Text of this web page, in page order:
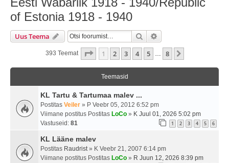
of Estonia 1918 - 1940
Uus Teema Otsi
393 Teemat 1 . Leht8 -st
1 2 3 4 5 … 8
Teemasid
KL Tartu & Tartumaa malev ...
Postitas Veiler » P Veebr 05, 2012 6:52 pm
Viimane postitus Postitas LoCo » K Juul 01, 2026 5:02 pm
Vastuseid: 81 1 2 3 4 5 6
KL Lääne malev
Postitas Raudrist» K Veebr 21, 2007 6:14 pm
Viimane postitus Postitas LoCo » R Juun 12, 2026 8:39 pm